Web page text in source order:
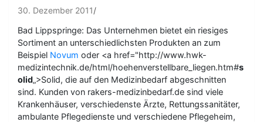
30. Dezember 2011
Bad Lippspringe: Das Unternehmen bietet ein riesiges
Sortiment an unterschiedlichsten Produkten an zum
Beispiel Novum oder <a href="http://www.hwk-
medizintechnik.de/html/hoehenverstellbare_liegen.htm#s
olid„>Solid, die auf den Medizinbedarf abgeschnitten
sind. Kunden von rakers-medizinbedarf.de sind viele
Krankenhäuser, verschiedenste Ärzte, Rettungssanitäter,
ambulante Pflegedienste und verschiedene Pflegeheim,